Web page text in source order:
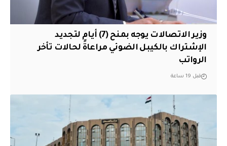
وزير الاتصالات يوجه بمنح (7) أيام لتجديد
الإشتراك بالكيبل الضوئي مراعاةً لحالات تأخر
الرواتب
قبل 19 ساعة